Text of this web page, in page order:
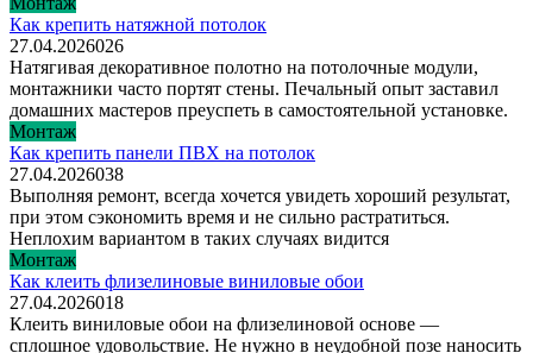
Как крепить натяжной потолок
27.04.2026026
Натягивая декоративное полотно на потолочные модули,
монтажники часто портят стены. Печальный опыт заставил
домашних мастеров преуспеть в самостоятельной установке.
Монтаж
Как крепить панели ПВХ на потолок
27.04.2026038
Выполняя ремонт, всегда хочется увидеть хороший результат,
при этом сэкономить время и не сильно растратиться.
Неплохим вариантом в таких случаях видится
Монтаж
Как клеить флизелиновые виниловые обои
27.04.2026018
Клеить виниловые обои на флизелиновой основе —
сплошное удовольствие. Не нужно в неудобной позе наносить